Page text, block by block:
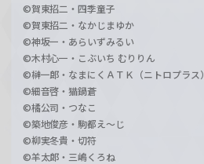
©賀東招二・四季童子
©賀東招二・なかじまゆか
©神坂一・あらいずみるい
©木村心一・こぶいち むりりん
©榊一郎・なまにくＡＴＫ（ニトロプラス）
©細音啓・猫鍋蒼
©橘公司・つなこ
©築地俊彦・駒都え～じ
©柳実冬貴・切符
©羊太郎・三嶋くろね